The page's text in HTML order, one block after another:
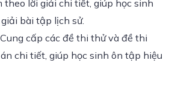
theo lời giải chi tiết, giúp học sinh
bài tập lịch sử.
Cung cấp các đề thi thử và đề thi
chi tiết, giúp học sinh ôn tập hiệu